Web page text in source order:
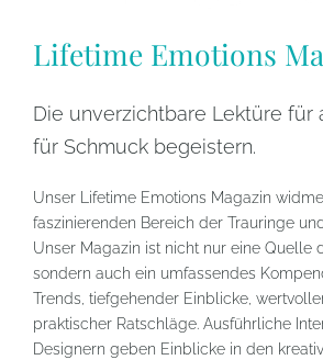
Lifetime Emotions
Die unverzichtbare Lektüre für
für Schmuck begeistern.
Unser Lifetime Emotions Magazin
faszinierenden Bereich der Trauringe
Unser Magazin ist nicht nur eine Quelle
sondern auch ein umfassendes
Trends, tiefgehender Einblicke,
praktischer Ratschläge. Ausführliche
Designern geben Einblicke in den